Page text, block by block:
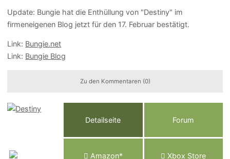
Update: Bungie hat die Enthüllung von "Destiny" im
firmeneigenen Blog jetzt für den 17. Februar bestätigt.
Link: Bungie.net
Link: Bungie Blog
Zu den Kommentaren (0)
Detailseite Forum
Amazon* Xbox Store